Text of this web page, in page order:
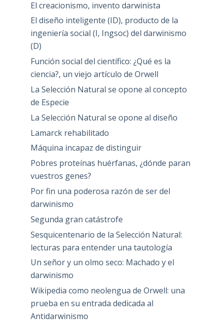
El creacionismo, invento darwinista
El diseño inteligente (ID), producto de la
ingeniería social (I, Ingsoc) del darwinismo
(D)
Función social del científico: ¿Qué es la
ciencia?, un viejo artículo de Orwell
La Selección Natural se opone al concepto
de Especie
La Selección Natural se opone al diseño
Lamarck rehabilitado
Máquina incapaz de distinguir
Pobres proteínas huérfanas, ¿dónde paran
vuestros genes?
Por fin una poderosa razón de ser del
darwinismo
Segunda gran catástrofe
Sesquicentenario de la Selección Natural:
lecturas para entender una tautología
Un señor y un olmo seco: Machado y el
darwinismo
Wikipedia como neolengua de Orwell: una
prueba en su entrada dedicada al
Antidarwinismo